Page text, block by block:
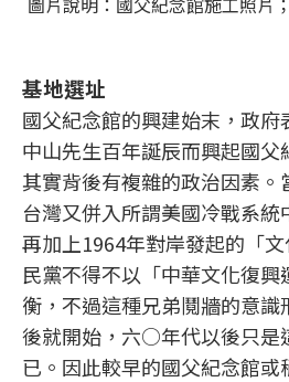
基地選址
國父紀念館的興建始末，政
中山先生百年誕辰而興起國父
其實背後有複雜的政治因素。
台灣又併入所謂美國冷戰系統
再加上1964年對岸發起的「
民黨不得不以「中華文化復
衡，不過這種兄弟鬩牆的意識
後就開始，六○年代以後只是
已。因此較早的國父紀念館